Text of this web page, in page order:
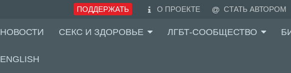
ПОДДЕРЖАТЬ О ПРОЕКТЕ СТАТЬ АВТОРОМ
НОВОСТИ СЕКС И ЗДОРОВЬЕ ЛГБТ-СООБЩЕСТВО
ENGLISH